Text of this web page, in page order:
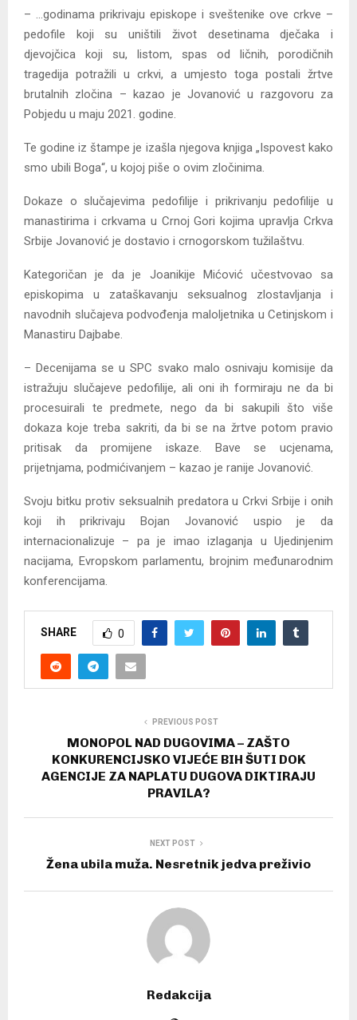
– …godinama prikrivaju episkope i sveštenike ove crkve –
pedofile koji su uništili život desetinama dječaka i
djevojčica koji su, listom, spas od ličnih, porodičnih
tragedija potražili u crkvi, a umjesto toga postali žrtve
brutalnih zločina – kazao je Jovanović u razgovoru za
Pobjedu u maju 2021. godine.
Te godine iz štampe je izašla njegova knjiga „Ispovest kako
smo ubili Boga“, u kojoj piše o ovim zločinima.
Dokaze o slučajevima pedofilije i prikrivanju pedofilije u
manastirima i crkvama u Crnoj Gori kojima upravlja Crkva
Srbije Jovanović je dostavio i crnogorskom tužilaštvu.
Kategoričan je da je Joanikije Mićović učestvovao sa
episkopima u zataškavanju seksualnog zlostavljanja i
navodnih slučajeva podvođenja maloljetnika u Cetinjskom i
Manastiru Dajbabe.
– Decenijama se u SPC svako malo osnivaju komisije da
istražuju slučajeve pedofilije, ali oni ih formiraju ne da bi
procesuirali te predmete, nego da bi sakupili što više
dokaza koje treba sakriti, da bi se na žrtve potom pravio
pritisak da promijene iskaze. Bave se ucjenama,
prijetnjama, podmićivanjem – kazao je ranije Jovanović.
Svoju bitku protiv seksualnih predatora u Crkvi Srbije i onih
koji ih prikrivaju Bojan Jovanović uspio je da
internacionalizuje – pa je imao izlaganja u Ujedinjenim
nacijama, Evropskom parlamentu, brojnim međunarodnim
konferencijama.
SHARE 0
PREVIOUS POST
MONOPOL NAD DUGOVIMA – ZAŠTO
KONKURENCIJSKO VIJEĆE BIH ŠUTI DOK
AGENCIJE ZA NAPLATU DUGOVA DIKTIRAJU
PRAVILA?
NEXT POST
Žena ubila muža. Nesretnik jedva preživio
Redakcija